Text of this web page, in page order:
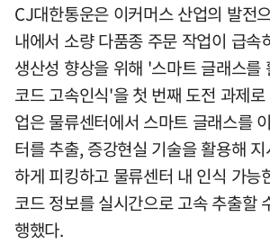
CJ대한통운은 이커머스 산업의 발전
내에서 소량 다품종 주문 작업이 급속
생산성 향상을 위해 '스마트 글래스를
코드 고속인식'을 첫 번째 도전 과제
업은 물류센터에서 스마트 글래스를
터를 추출, 증강현실 기술을 활용해
하게 피킹하고 물류센터 내 인식 가능
코드 정보를 실시간으로 고속 추출할
행했다.